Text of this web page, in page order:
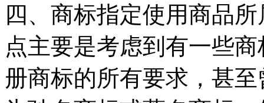
四、商标指定使用商品
点主要是考虑到有一些
册商标的所有要求，甚